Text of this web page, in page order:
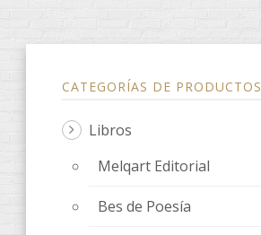
CATEGORÍAS DE PRODUCTOS
Libros
Melqart Editorial
Bes de Poesía